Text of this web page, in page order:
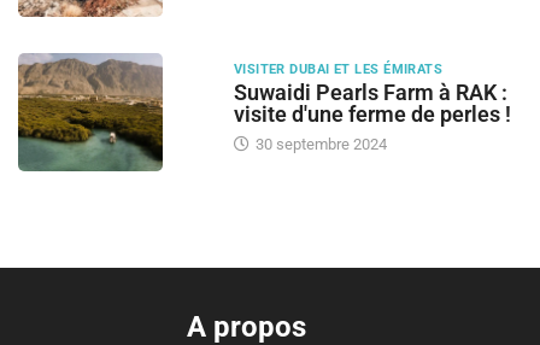
VISITER DUBAI ET LES ÉMIRATS
Suwaidi Pearls Farm à RAK :
visite d'une ferme de perles !
30 septembre 2024
A propos